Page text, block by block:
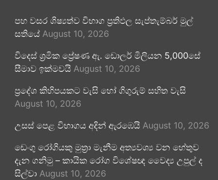
පහ වසර ශිෂ්‍යත්ව විභාග ප්‍රතිඵල සැප්තැම්බර් මුල්
සතියේ August 10, 2026
විදෙස් ශ්‍රමික ප්‍රේෂණ ඇ. ඩොලර් මිලියන 5,000සේ
සීමාව ඉක්මවයි August 10, 2026
ප්‍රදේශ කිහිපයකට වැසි හෝ ගිගුරුම් සහිත වැසි
August 10, 2026
උසස් පෙළ විභාගය අදින් ඇරඹෙයි August 10, 2026
ඩෙංගු රෝගියකු ⁣මුත්‍රා මැනීම අත්‍යවශ්‍ය වන හේතුව
දැන ගනිමු – කායික රෝග විශේෂඥ වෛද්‍ය උපුල් ද
සිල්වා August 10, 2026